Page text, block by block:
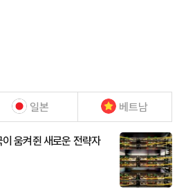
일본 베트남
움켜쥔 새로운 전략자